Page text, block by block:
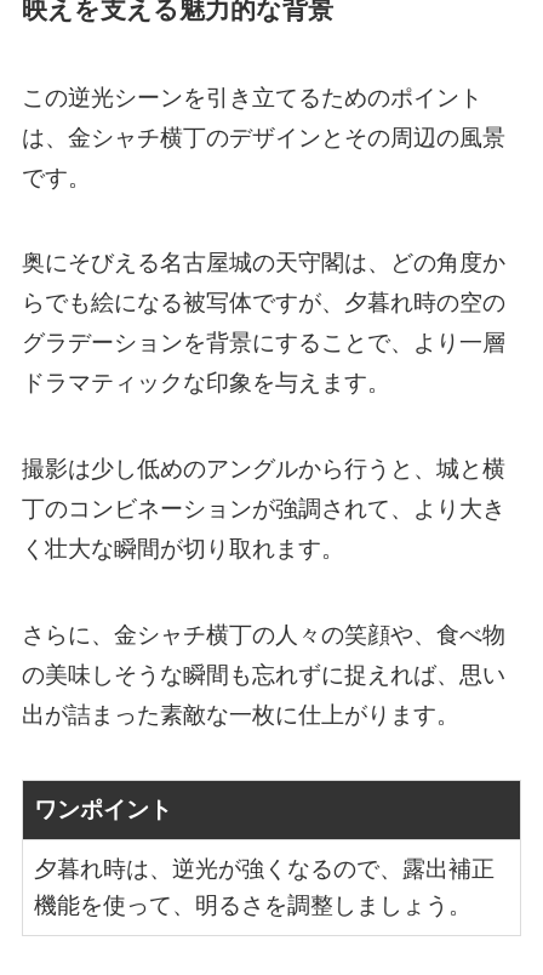
映えを支える魅力的な背景
この逆光シーンを引き立てるためのポイント
は、金シャチ横丁のデザインとその周辺の風景
です。
奥にそびえる名古屋城の天守閣は、どの角度か
らでも絵になる被写体ですが、夕暮れ時の空の
グラデーションを背景にすることで、より一層
ドラマティックな印象を与えます。
撮影は少し低めのアングルから行うと、城と横
丁のコンビネーションが強調されて、より大き
く壮大な瞬間が切り取れます。
さらに、金シャチ横丁の人々の笑顔や、食べ物
の美味しそうな瞬間も忘れずに捉えれば、思い
出が詰まった素敵な一枚に仕上がります。
ワンポイント
夕暮れ時は、逆光が強くなるので、露出補正
機能を使って、明るさを調整しましょう。